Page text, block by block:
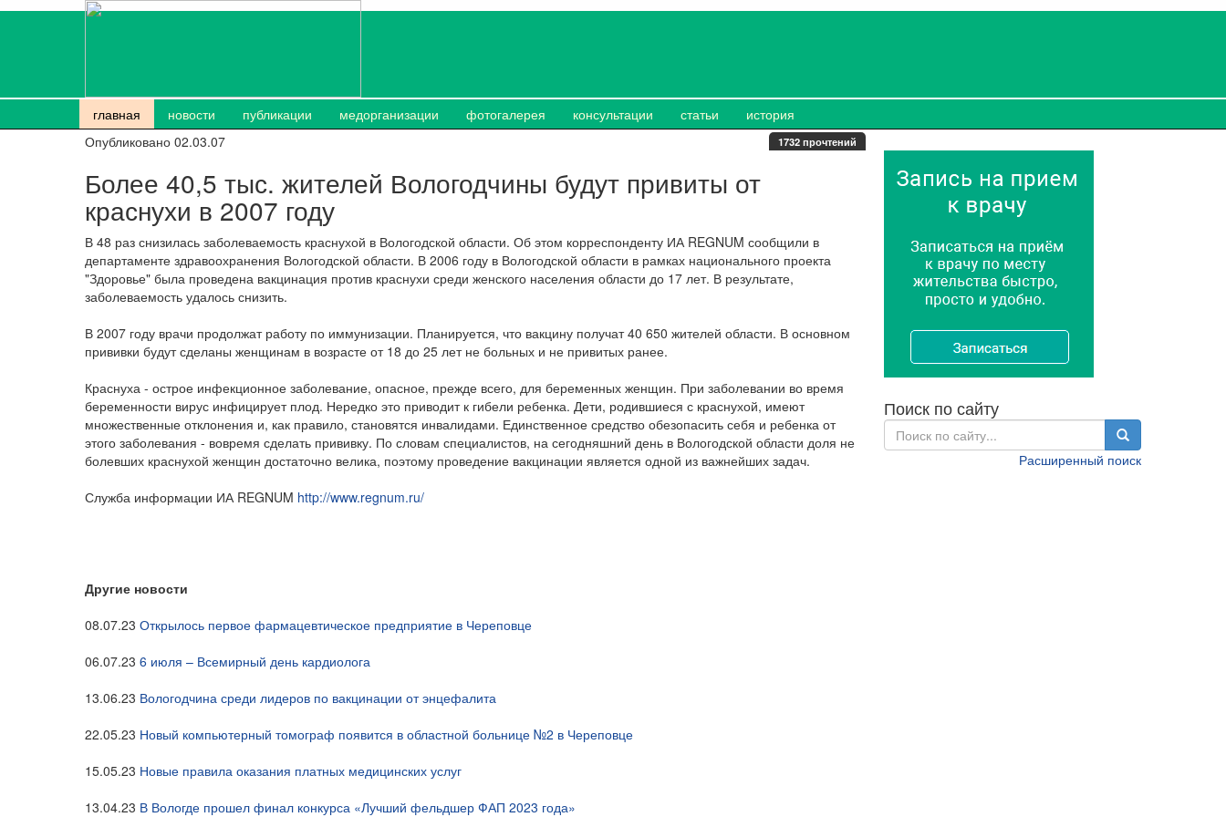
главная новости публикации медорганизации фотогалерея консультации статьи
история
Опубликовано 02.03.07
1732 прочтений
Более 40,5 тыс. жителей Вологодчины будут привиты от
краснухи в 2007 году
В 48 раз снизилась заболеваемость краснухой в Вологодской области. Об этом корреспонденту ИА REGNUM сообщили в
департаменте здравоохранения Вологодской области. В 2006 году в Вологодской области в рамках национального проекта
"Здоровье" была проведена вакцинация против краснухи среди женского населения области до 17 лет. В результате,
заболеваемость удалось снизить.
В 2007 году врачи продолжат работу по иммунизации. Планируется, что вакцину получат 40 650 жителей области. В основном
прививки будут сделаны женщинам в возрасте от 18 до 25 лет не больных и не привитых ранее.
Краснуха - острое инфекционное заболевание, опасное, прежде всего, для беременных женщин. При заболевании во время
беременности вирус инфицирует плод. Нередко это приводит к гибели ребенка. Дети, родившиеся с краснухой, имеют
множественные отклонения и, как правило, становятся инвалидами. Единственное средство обезопасить себя и ребенка от
этого заболевания - вовремя сделать прививку. По словам специалистов, на сегодняшний день в Вологодской области доля не
болевших краснухой женщин достаточно велика, поэтому проведение вакцинации является одной из важнейших задач.
Служба информации ИА REGNUM http://www.regnum.ru/
Другие новости
08.07.23 Открылось первое фармацевтическое предприятие в Череповце
06.07.23 6 июля – Всемирный день кардиолога
13.06.23 Вологодчина среди лидеров по вакцинации от энцефалита
22.05.23 Новый компьютерный томограф появится в областной больнице №2 в Череповце
15.05.23 Новые правила оказания платных медицинских услуг
13.04.23 В Вологде прошел финал конкурса «Лучший фельдшер ФАП 2023 года»
Поиск по сайту
Расширенный поиск